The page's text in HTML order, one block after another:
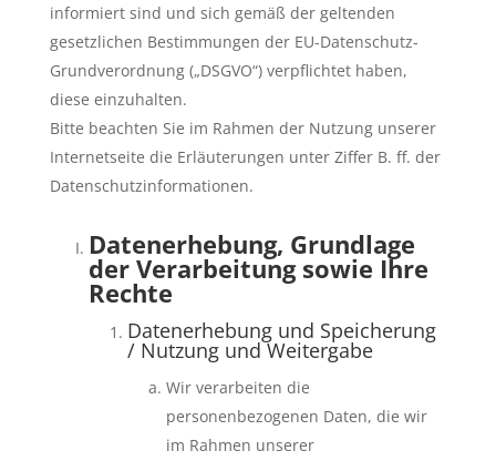
informiert sind und sich gemäß der geltenden
gesetzlichen Bestimmungen der EU-Datenschutz-
Grundverordnung („DSGVO“) verpflichtet haben,
diese einzuhalten.
Bitte beachten Sie im Rahmen der Nutzung unserer
Internetseite die Erläuterungen unter Ziffer B. ff. der
Datenschutzinformationen.
Datenerhebung, Grundlage
der Verarbeitung sowie Ihre
Rechte
Datenerhebung und Speicherung
/ Nutzung und Weitergabe
Wir verarbeiten die
personenbezogenen Daten, die wir
im Rahmen unserer